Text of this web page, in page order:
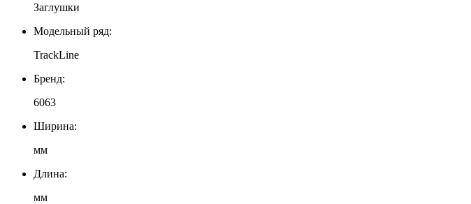
Заглушки
Модельный ряд:
TrackLine
Бренд:
6063
Ширина:
мм
Длина:
мм